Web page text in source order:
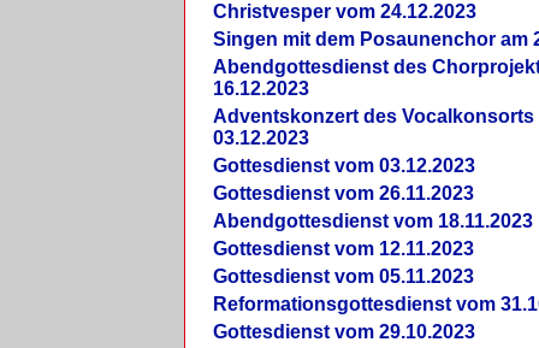
Christvesper vom 24.12.2023
Singen mit dem Posaunenchor am
Abendgottesdienst des
16.12.2023
Adventskonzert des Vocalkonsorts
03.12.2023
Gottesdienst vom 03.12.2023
Gottesdienst vom 26.11.2023
Abendgottesdienst vom 18.11.2023
Gottesdienst vom 12.11.2023
Gottesdienst vom 05.11.2023
Reformationsgottesdienst vom
Gottesdienst vom 29.10.2023